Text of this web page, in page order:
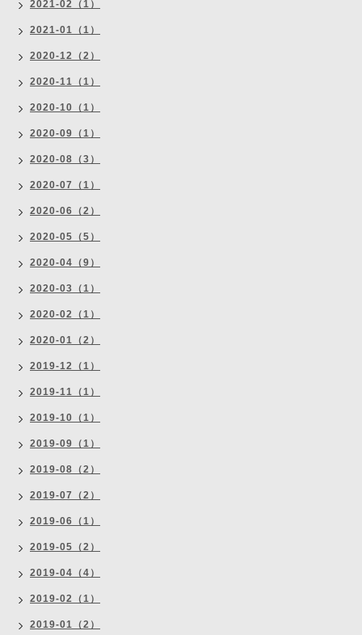
2021-02（1）
2021-01（1）
2020-12（2）
2020-11（1）
2020-10（1）
2020-09（1）
2020-08（3）
2020-07（1）
2020-06（2）
2020-05（5）
2020-04（9）
2020-03（1）
2020-02（1）
2020-01（2）
2019-12（1）
2019-11（1）
2019-10（1）
2019-09（1）
2019-08（2）
2019-07（2）
2019-06（1）
2019-05（2）
2019-04（4）
2019-02（1）
2019-01（2）